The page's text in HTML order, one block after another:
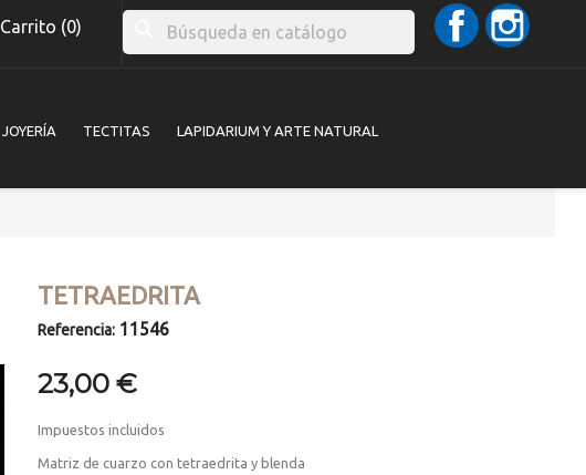
Carrito (0)
Facebook
JOYERÍA TECTITAS LAPIDARIUM Y ARTE NATURAL
TETRAEDRITA
Referencia: 11546
23,00 €
Impuestos incluidos
Matriz de cuarzo con tetraedrita y blenda